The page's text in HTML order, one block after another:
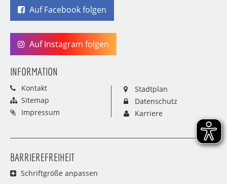
Auf Facebook folgen
Auf Instagram folgen
INFORMATION
Kontakt
Sitemap
Impressum
Stadtplan
Datenschutz
Karriere
BARRIEREFREIHEIT
Schriftgröße anpassen